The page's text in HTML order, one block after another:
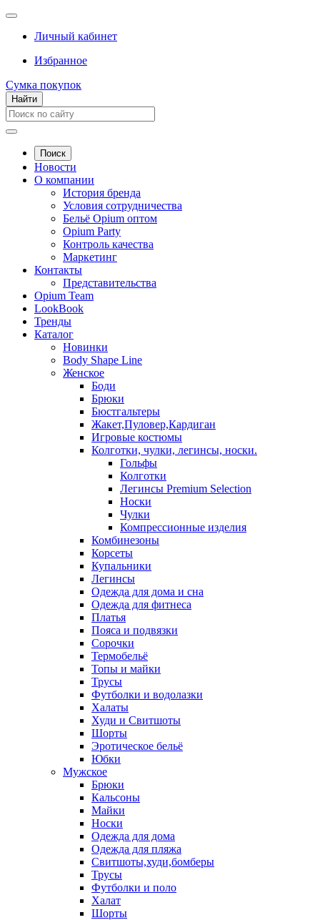
Личный кабинет
Избранное
Сумка покупок
Найти
Поиск
Новости
О компании
История бренда
Условия сотрудничества
Бельё Opium оптом
Opium Party
Контроль качества
Маркетинг
Контакты
Представительства
Opium Team
LookBook
Тренды
Каталог
Новинки
Body Shape Line
Женское
Боди
Брюки
Бюстгальтеры
Жакет,Пуловер,Кардиган
Игровые костюмы
Колготки, чулки, легинсы, носки.
Гольфы
Колготки
Легинсы Premium Selection
Носки
Чулки
Компрессионные изделия
Комбинезоны
Корсеты
Купальники
Легинсы
Одежда для дома и сна
Одежда для фитнеса
Платья
Пояса и подвязки
Сорочки
Термобельё
Топы и майки
Трусы
Футболки и водолазки
Халаты
Худи и Свитшоты
Шорты
Эротическое бельё
Юбки
Мужское
Брюки
Кальсоны
Майки
Носки
Одежда для дома
Одежда для пляжа
Свитшоты,худи,бомберы
Трусы
Футболки и поло
Халат
Шорты